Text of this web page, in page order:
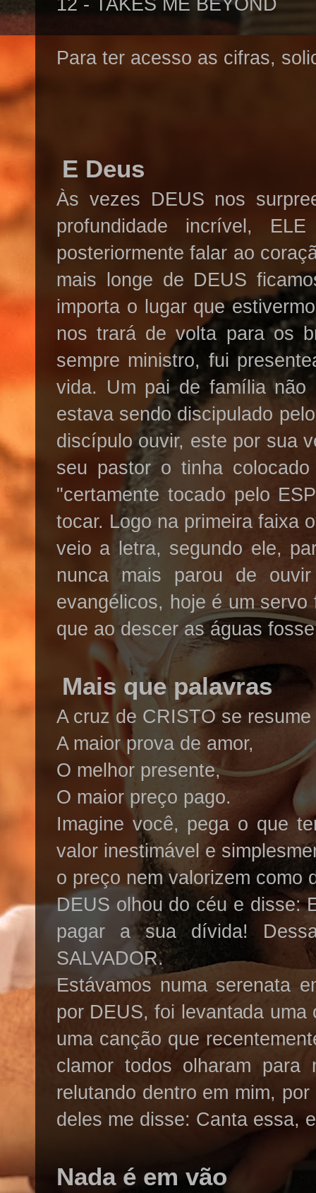
Para ter acesso as cifras,
E Deus
Às vezes DEUS nos
profundidade incrível,
posteriormente falar ao
mais longe de DEUS
importa o lugar que
nos trará de volta para os
sempre ministro, fui
vida. Um pai de família
estava sendo discipulado
discípulo ouvir, este por sua
seu pastor o tinha
"certamente tocado pelo
tocar. Logo na primeira faixa
veio a letra, segundo ele,
nunca mais parou de
evangélicos, hoje é um
que ao descer as águas
Mais que palavras
A cruz de CRISTO se resume
A maior prova de amor,
O melhor presente,
O maior preço pago.
Imagine você, pega o que
valor inestimável e
o preço nem valorizem como
DEUS olhou do céu e disse:
pagar a sua dívida!
SALVADOR.
Estávamos numa serenata
por DEUS, foi levantada
uma canção que
clamor todos olharam
relutando dentro em mim,
deles me disse: Canta essa,
Nada é em vão